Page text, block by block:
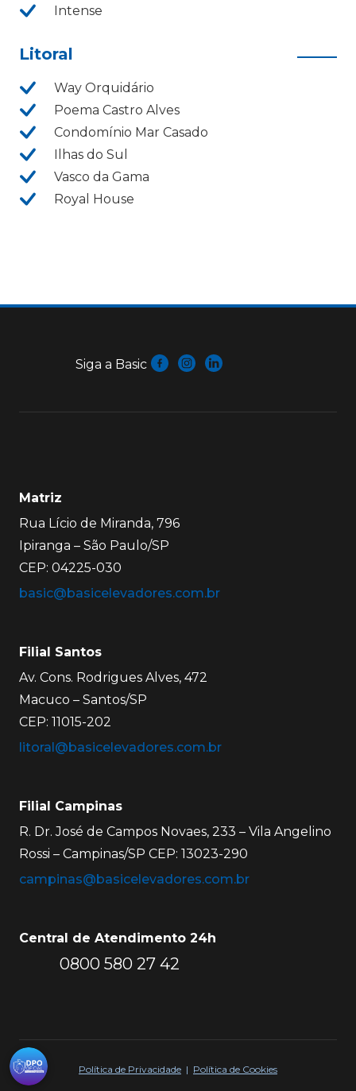
Intense
Litoral
Way Orquidário
Poema Castro Alves
Condomínio Mar Casado
Ilhas do Sul
Vasco da Gama
Royal House
Siga a Basic
Matriz
Rua Lício de Miranda, 796
Ipiranga – São Paulo/SP
CEP: 04225-030
basic@basicelevadores.com.br
Filial Santos
Av. Cons. Rodrigues Alves, 472
Macuco – Santos/SP
CEP: 11015-202
litoral@basicelevadores.com.br
Filial Campinas
R. Dr. José de Campos Novaes, 233 – Vila Angelino
Rossi – Campinas/SP CEP: 13023-290
campinas@basicelevadores.com.br
Central de Atendimento 24h
0800 580 27 42
Política de Privacidade | Política de Cookies